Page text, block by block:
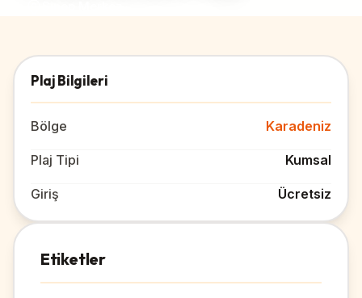
Plaj Bilgileri
Bölge Karadeniz
Plaj Tipi Kumsal
Giriş Ücretsiz
Etiketler